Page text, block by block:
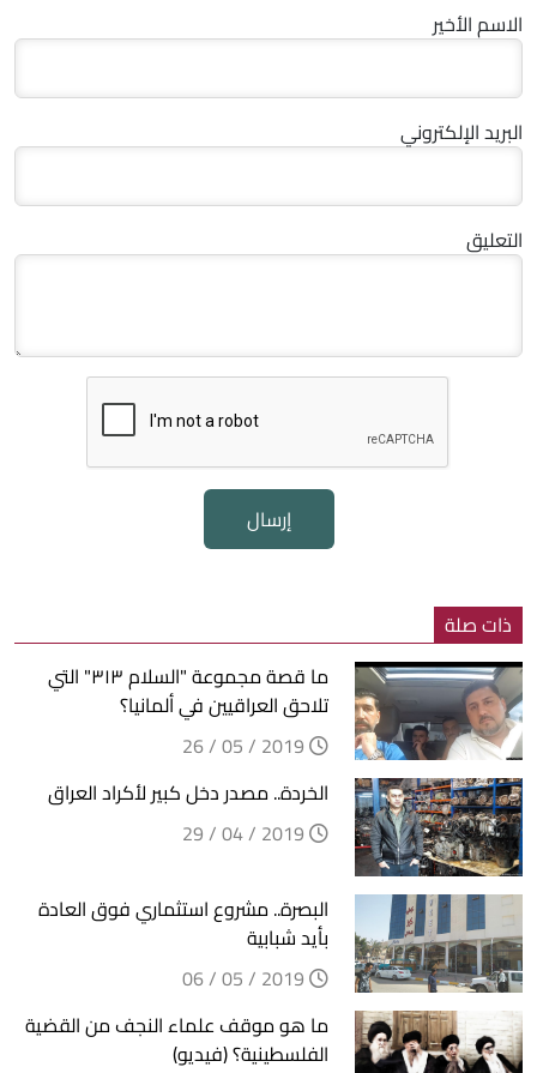
الاسم الأخير
البريد الإلكتروني
التعليق
إرسال
ذات صلة
ما قصة مجموعة "السلام ٣١٣" التي
تلاحق العراقيين في ألمانيا؟
الخردة.. مصدر دخل كبير لأكراد العراق
البصرة.. مشروع استثماري فوق العادة
بأيد شبابية
ما هو موقف علماء النجف من القضية
الفلسطينية؟ (فيديو)